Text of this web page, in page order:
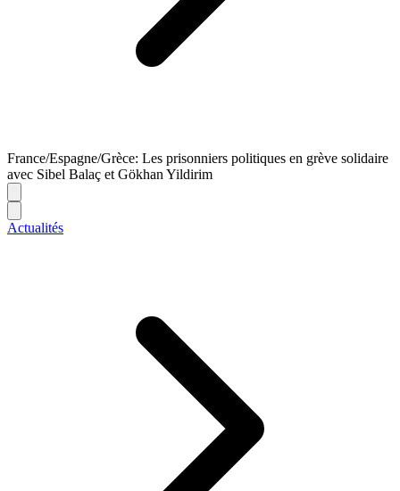
France/Espagne/Grèce: Les prisonniers politiques en grève solidaire
avec Sibel Balaç et Gökhan Yildirim
Actualités